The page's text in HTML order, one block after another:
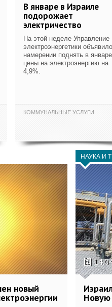
В январе в Израиле
подорожает
электричество
На этой неделе Управление
электроэнергетики
намерении поднять в январе
цены на электроэнергию на
4,9%.
КОММУНАЛЬНЫЕ УСЛУГИ
новый
НАУКА И